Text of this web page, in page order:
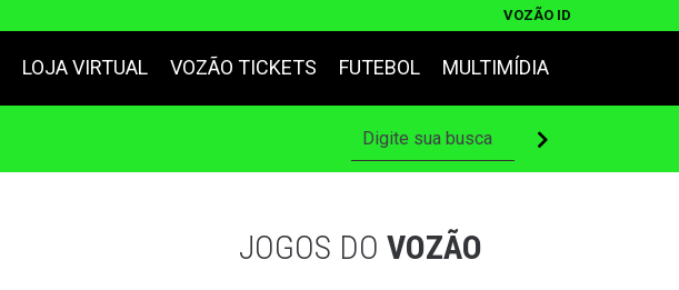
VOZÃO ID
LOJA VIRTUAL VOZÃO TICKETS FUTEBOL MULTIMÍDIA
JOGOS DO VOZÃO